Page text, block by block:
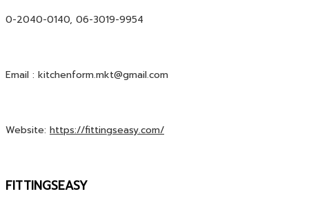
0-2040-0140, 06-3019-9954
Email : kitchenform.mkt@gmail.com
Website: https://fittingseasy.com/
FITTINGSEASY